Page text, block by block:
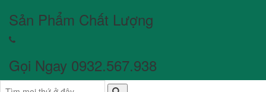
Sản Phẩm Chất Lượng
Gọi Ngay 0932.567.938